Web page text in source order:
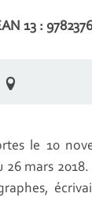
13 :
le 10
mars